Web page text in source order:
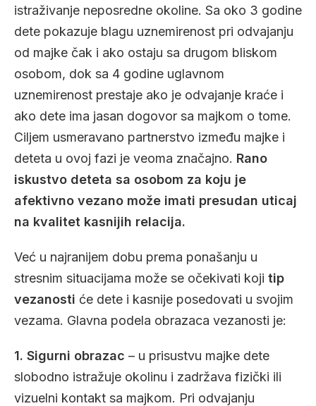
istraživanje neposredne okoline. Sa oko 3 godine
dete pokazuje blagu uznemirenost pri odvajanju
od majke čak i ako ostaju sa drugom bliskom
osobom, dok sa 4 godine uglavnom
uznemirenost prestaje ako je odvajanje kraće i
ako dete ima jasan dogovor sa majkom o tome.
Ciljem usmeravano partnerstvo između majke i
deteta u ovoj fazi je veoma značajno. Rano
iskustvo deteta sa osobom za koju je
afektivno vezano može imati presudan uticaj
na kvalitet kasnijih relacija.
Već u najranijem dobu prema ponašanju u
stresnim situacijama može se očekivati koji tip
vezanosti će dete i kasnije posedovati u svojim
vezama. Glavna podela obrazaca vezanosti je:
1. Sigurni obrazac – u prisustvu majke dete
slobodno istražuje okolinu i zadržava fizički ili
vizuelni kontakt sa majkom. Pri odvajanju